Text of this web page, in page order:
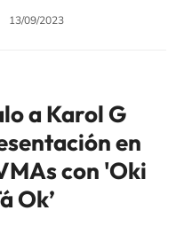
13/09/2023
a Karol G
en
con 'Oki
Ok’